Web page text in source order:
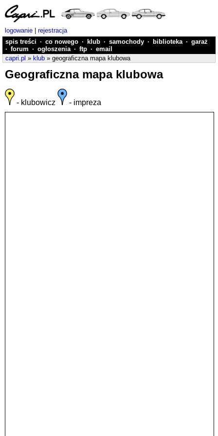
logowanie
rejestracja
spis treści · co nowego · klub · samochody · biblioteka · garaż
· forum · ogłoszenia · ftp · email
capri.pl » klub » geograficzna mapa klubowa
Geograficzna mapa klubowa
- klubowicz - impreza